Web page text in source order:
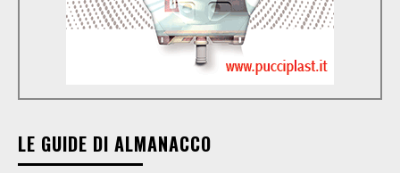
LE GUIDE DI ALMANACCO